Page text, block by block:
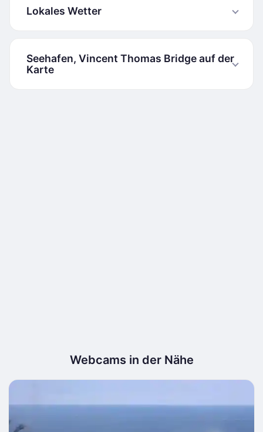
Lokales Wetter
Seehafen, Vincent Thomas Bridge auf der
Karte
Webcams in der Nähe